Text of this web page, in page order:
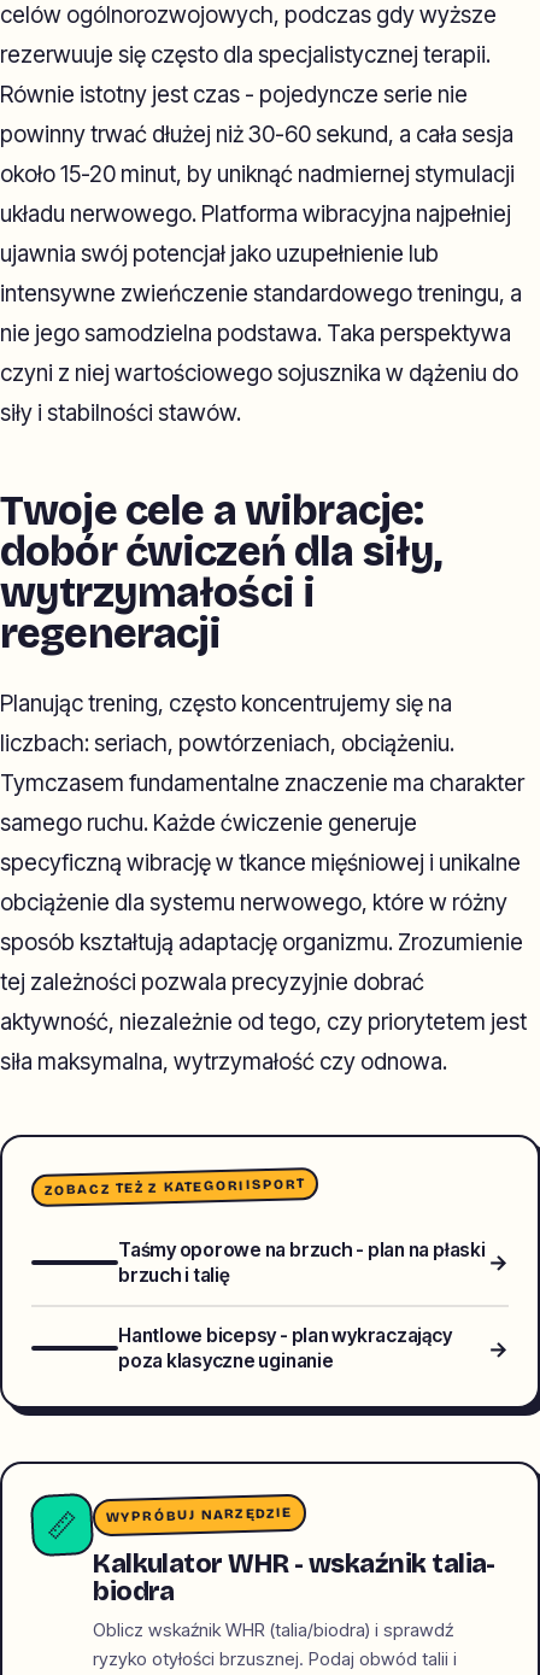
celów ogólnorozwojowych, podczas gdy wyższe
rezerwuuje się często dla specjalistycznej terapii.
Równie istotny jest czas - pojedyncze serie nie
powinny trwać dłużej niż 30-60 sekund, a cała sesja
około 15-20 minut, by uniknąć nadmiernej stymulacji
układu nerwowego. Platforma wibracyjna najpełniej
ujawnia swój potencjał jako uzupełnienie lub
intensywne zwieńczenie standardowego treningu, a
nie jego samodzielna podstawa. Taka perspektywa
czyni z niej wartościowego sojusznika w dążeniu do
siły i stabilności stawów.
Twoje cele a wibracje:
dobór ćwiczeń dla siły,
wytrzymałości i
regeneracji
Planując trening, często koncentrujemy się na
liczbach: seriach, powtórzeniach, obciążeniu.
Tymczasem fundamentalne znaczenie ma charakter
samego ruchu. Każde ćwiczenie generuje
specyficzną wibrację w tkance mięśniowej i unikalne
obciążenie dla systemu nerwowego, które w różny
sposób kształtują adaptację organizmu. Zrozumienie
tej zależności pozwala precyzyjnie dobrać
aktywność, niezależnie od tego, czy priorytetem jest
siła maksymalna, wytrzymałość czy odnowa.
ZOBACZ TEŻ Z KATEGORIISPORT
Taśmy oporowe na brzuch - plan na płaski
brzuch i talię
→
Hantlowe bicepsy - plan wykraczający
poza klasyczne uginanie
→
📏 WYPRÓBUJ NARZĘDZIE
Kalkulator WHR - wskaźnik talia-
biodra
Oblicz wskaźnik WHR (talia/biodra) i sprawdź
ryzyko otyłości brzusznej. Podaj obwód talii i